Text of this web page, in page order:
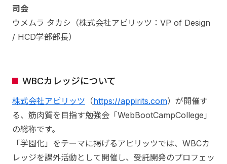
司会
ウメムラ タカシ（株式会社アピリッツ：VP of Design
/ HCD学部部長）
WBCカレッジについて
株式会社アピリッツ （https://appirits.com）が開催す
る、筋肉質を目指す勉強会「WebBootCampCollege」
の総称です。
「学園化」をテーマに掲げるアピリッツでは、WBCカ
レッジを課外活動として開催し、受託開発のプロフェッ